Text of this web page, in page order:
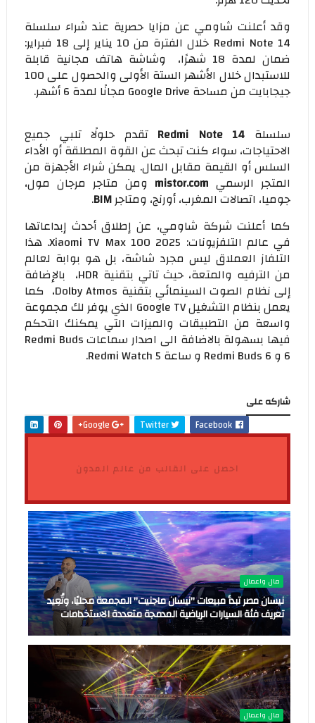
وقد أعلنت شاومي عن مزايا حصرية عند شراء سلسلة
Redmi Note 14 خلال الفترة من 10 يناير إلى 18 فبراير:
ضمان لمدة 18 شهرًا، وشاشة هاتف مجانية قابلة
للاستبدال خلال الأشهر الستة الأولى والحصول على 100
جيجابايت من مساحة Google Drive مجانًا لمدة 6 أشهر.
سلسلة Redmi Note 14 تقدم حلولًا تلبي جميع
الاحتياجات، سواء كنت تبحث عن القوة المطلقة أو الأداء
السلس أو القيمة مقابل المال. يمكن شراء الأجهزة من
المتجر الرسمي mistor.com ومن متاجر مرجان مول،
جوميا، اتصالات المغرب، أورنج، ومتاجرBIM
.
كما أعلنت شركة شاومي، عن إطلاق أحدث إبداعاتها
في عالم التلفزيونات: Xiaomi TV Max 100 2025. هذا
التلفاز العملاق ليس مجرد شاشة، بل هو بوابة لعالم
من الترفيه والمتعة، حيث تاتي بتقنية HDR، بالإضافة
إلى نظام الصوت السينمائي بتقنية Dolby Atmos، كما
يعمل بنظام التشغيل Google TV الذي يوفر لك مجموعة
واسعة من التطبيقات والميزات التي يمكنك التحكم
فيها بسهولة بالاضافة الى اصدار سماعات Redmi Buds
6 و Redmi Buds 6 و ساعة Redmi Watch 5.
شاركه على
Facebook
Twitter
احصل على القالب من عالم المدون
مال واعمال
نيسان مصر تبدأ مبيعات "نيسان ماجنيت" المجمعة محليًا، وتُعِيد
تعريف فئة السيارات الرياضية المدمجة متعددة الاستخدامات
مال واعمال